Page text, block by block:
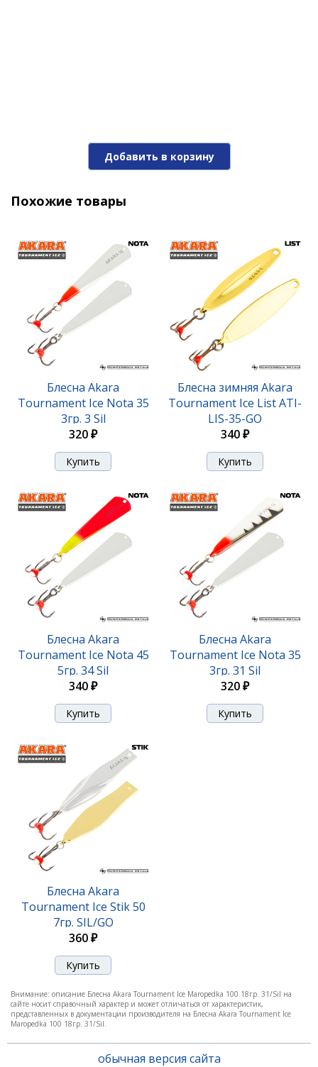
Блесна Akara Tournament Ice Maropedka 100 18гр.
Блесна Akara Tournament Ice Maropedka 100 18гр.
27/Sil
28/Go
3/Go
Добавить в корзину
Похожие товары
Блесна Akara
Tournament Ice Nota 35
3гр. 3 Sil
320 ₽
Блесна зимняя Akara
Tournament Ice List ATI-
LIS-35-GO
340 ₽
Блесна Akara
Tournament Ice Nota 45
5гр. 34 Sil
340 ₽
Блесна Akara
Tournament Ice Nota 35
3гр. 31 Sil
320 ₽
Блесна Akara
Tournament Ice Stik 50
7гр. SIL/GO
360 ₽
Внимание: описание Блесна Akara Tournament Ice Maropedka 100 18гр. 31/Sil на
сайте носит справочный характер и может отличаться от характеристик,
представленных в документации производителя на Блесна Akara Tournament Ice
Maropedka 100 18гр. 31/Sil.
обычная версия сайта